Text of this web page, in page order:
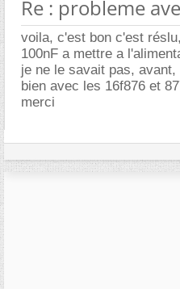
Re : probleme
voila, c'est bon c'est
100nF a mettre a
je ne le savait pas,
bien avec les 16f876 et
merci